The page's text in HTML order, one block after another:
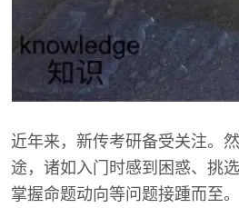
近年来，新传考研备受关注。
途，诸如入门时感到困惑、挑
掌握命题动向等问题接踵而至